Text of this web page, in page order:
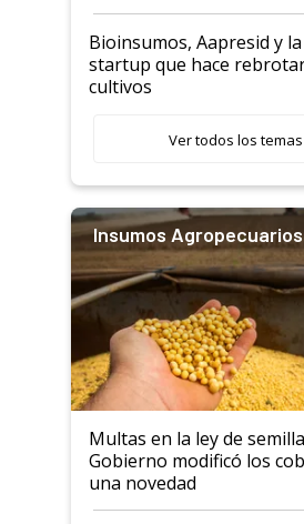
Bioinsumos, Aapresid y la
startup que hace
cultivos
Ver todos los temas
Insumos Agropecuarios
Multas en la ley de
Gobierno modificó los
una novedad